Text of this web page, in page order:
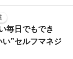
毎日でもでき
”セルフマネジ